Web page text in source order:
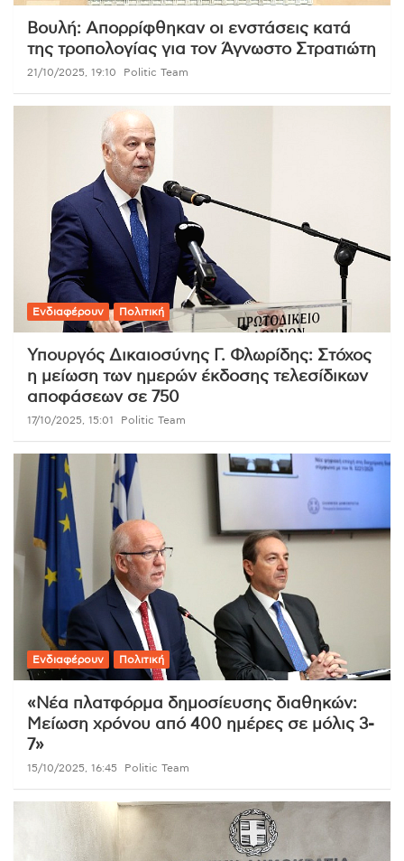
Βουλή: Απορρίφθηκαν οι ενστάσεις κατά
της τροπολογίας για τον Άγνωστο Στρατιώτη
21/10/2025, 19:10 Politic Team
Ενδιαφέρουν Πολιτική
Υπουργός Δικαιοσύνης Γ. Φλωρίδης: Στόχος
η μείωση των ημερών έκδοσης τελεσίδικων
αποφάσεων σε 750
17/10/2025, 15:01 Politic Team
Ενδιαφέρουν Πολιτική
«Νέα πλατφόρμα δημοσίευσης διαθηκών:
Μείωση χρόνου από 400 ημέρες σε μόλις 3-
7»
15/10/2025, 16:45 Politic Team